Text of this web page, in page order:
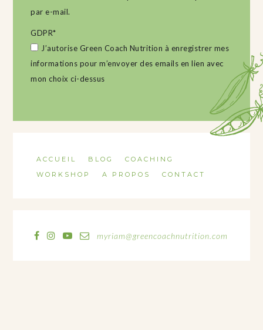
par e-mail.
GDPR*
J’autorise Green Coach Nutrition à enregistrer mes
informations pour m’envoyer des emails en lien avec
mon choix ci-dessus
ACCUEIL BLOG
COACHING
WORKSHOP
A PROPOS CONTACT
myriam@greencoachnutrition.com